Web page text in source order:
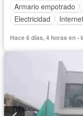
Armario empotrado
Electricidad
Internet
Seguridad
Cancha
Hace 6 días, 4 horas en -